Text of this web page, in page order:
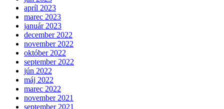
apríl 2023
marec 2023
január 2023
december 2022
november 2022
október 2022
september 2022
jún 2022
máj 2022
marec 2022
november 2021
september 2021